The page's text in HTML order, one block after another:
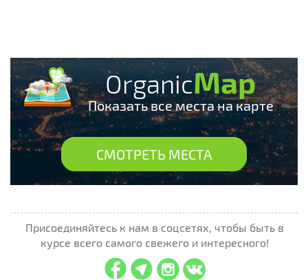
OrganicMap
Показать все места на карте
СМОТРЕТЬ МЕСТА
Присоединяйтесь к нам в соцсетях, чтобы быть в
курсе всего самого свежего и интересного!